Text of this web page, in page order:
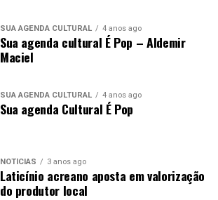
SUA AGENDA CULTURAL 4 anos ago
Sua agenda cultural É Pop – Aldemir
Maciel
SUA AGENDA CULTURAL 4 anos ago
Sua agenda Cultural É Pop
NOTÍCIAS 3 anos ago
Laticínio acreano aposta em valorização
do produtor local